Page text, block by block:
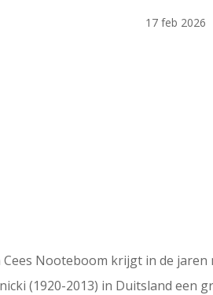
17 feb 2026
Cees Nooteboom krijgt in de
(1920-2013) in Duitsland